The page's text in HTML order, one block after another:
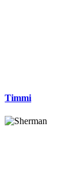
Timmi